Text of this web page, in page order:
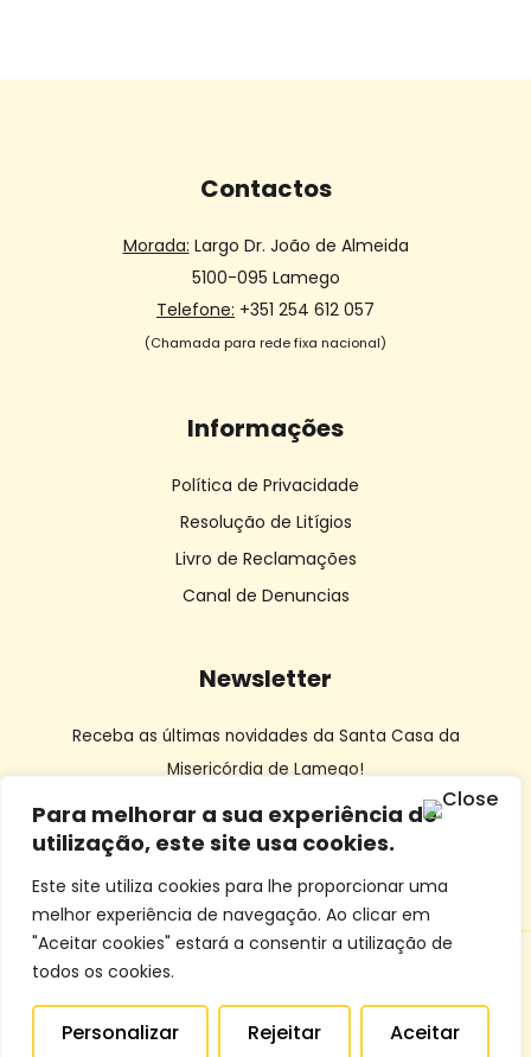
Para melhorar a sua experiência de
utilização, este site usa cookies.
Este site utiliza cookies para lhe proporcionar uma
melhor experiência de navegação. Ao clicar em
"Aceitar cookies" estará a consentir a utilização de
todos os cookies.
Personalizar Rejeitar Aceitar
Contactos
Morada: Largo Dr. João de Almeida
5100-095 Lamego
Telefone: +351 254 612 057
(Chamada para rede fixa nacional)
Informações
Política de Privacidade
Resolução de Litígios
Livro de Reclamações
Canal de Denuncias
Newsletter
Receba as últimas novidades da Santa Casa da
Misericórdia de Lamego!
© SCMLamego | Desenvolvido por